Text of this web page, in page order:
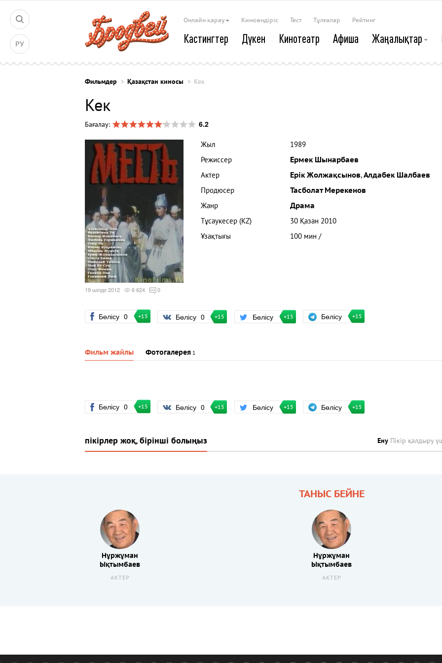
РУ
Онлайн қарау Киноөндіріс Тест Тұлғалар Рейтинг
Кастингтер Дүкен Кинотеатр Афиша Жаңалықтар
Фильмдер Қазақстан киносы Кек
Кек
Бағалау: 6.2
19 шілде 2012 6 624 0
Жыл
1989
Режиссер
Ермек Шынарбаев
Актер
Ерік Жолжақсынов,Алдабек Шалбаев
Продюсер
Тасболат Мерекенов
Жанр
Драма
Тұсаукесер (KZ)
30 Қазан 2010
Ұзақтығы
100 мин /
Бөлісу 0 +15 Бөлісу 0 +15 Бөлісу +15 Бөлісу +15
Фильм жайлы Фотогалерея 1
Бөлісу 0 +15 Бөлісу 0 +15 Бөлісу +15 Бөлісу +15
пікірлер жоқ, бірінші болыңыз Ену Пікір қалдыру
ТАНЫС БЕЙНЕ
Нұржұман
Ықтымбаев
АКТЕР
Нұржұман
Ықтымбаев
АКТЕР